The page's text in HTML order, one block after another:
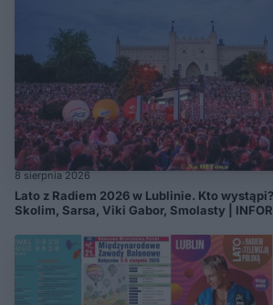
8 sierpnia 2026
Lato z Radiem 2026 w Lublinie. Kto
Skolim, Sarsa, Viki Gabor, Smolasty |